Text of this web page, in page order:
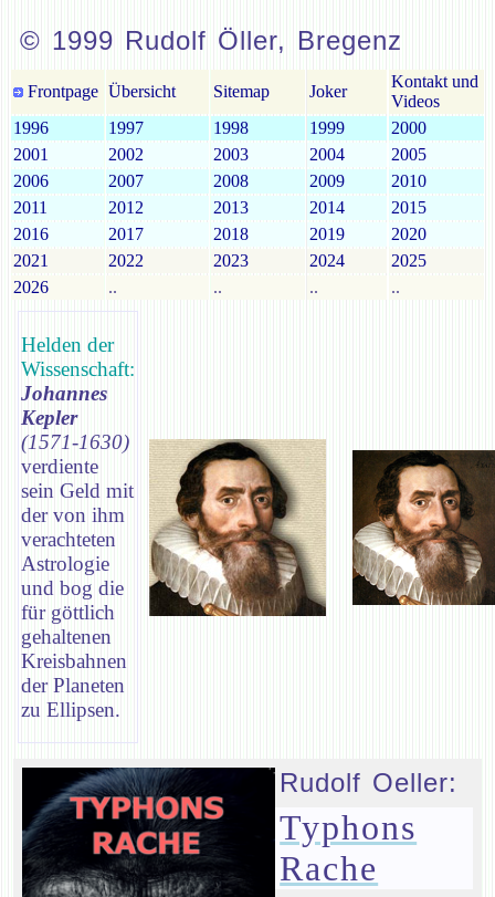
© 1999 Rudolf Öller, Bregenz
Frontpage Übersicht Sitemap Joker
Kontakt und
Videos
1996
1997 1998 1999
2000
2001
2002 2003 2004
2005
2006
2007 2008 2009
2010
2011
2012 2013 2014
2015
2016
2017 2018 2019
2020
2021
2022 2023 2024
2025
2026
.. .. .. ..
Helden der
Wissenschaft:
Johannes
Kepler
(1571-1630)
verdiente
sein Geld mit
der von ihm
verachteten
Astrologie
und bog die
für göttlich
gehaltenen
Kreisbahnen
der Planeten
zu Ellipsen.
Rudolf Oeller:
Typhons
Rache